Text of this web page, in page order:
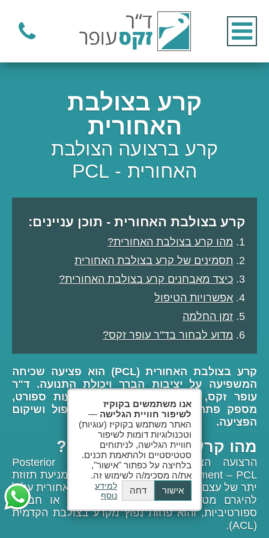
קרע בצולבת
האחורית
קרע ברצועה הצולבת
האחורית - PCL
קרע בצולבת האחורית - תוכן עניינים:
מהו קרע בצולבת האחורית?
תסמינים של קרע בצולבת האחורית
כיצד מאבחנים קרע בצולבת האחורית?
אפשרויות הטיפול
זמן החלמה
מדוע לבחור בד"ר עופר זקס?
קרע בצולבת האחורית (PCL)
הוא פציעה שכיחה
המשפיעה על יציבות הברך ויכולת התנועה. ד"ר
עופר זקס, מומחה לניתוחי ברך ופגיעות ספורט,
מספק פתרונות מתקדמים לאבחון, טיפול ושיקום
הפציעה.
מהו קרע בצולבת האחורית?
הרצועה הצולבת האחורית (Posterior Cruciate
Ligament – PCL) אחראית לייצוב הברך ומניעת תזוזת
יתר של עצם השוק לאחור. קרע בצולבת האחורית עלול
להיגרם מטראומה ישירה לברך, נפילות או חבלות
ספורטיביות, והוא פחות נפוץ מקרע בצולבת הקדמית
(ACL).
אנו משתמשים בקוקיז
לשיפור חוויית הגלישה —
האתר משתמש בקוקיז (עוגיות)
וטכנולוגיות דומות לשיפור
חוויית הגלישה, לניתוחים
סטטיסטיים ולהתאמת תכנים.
בלחיצה על כפתור "אישור",
את/ה מסכימ/ה לשימוש זה.
אישור
דחה
למידע
נוסף